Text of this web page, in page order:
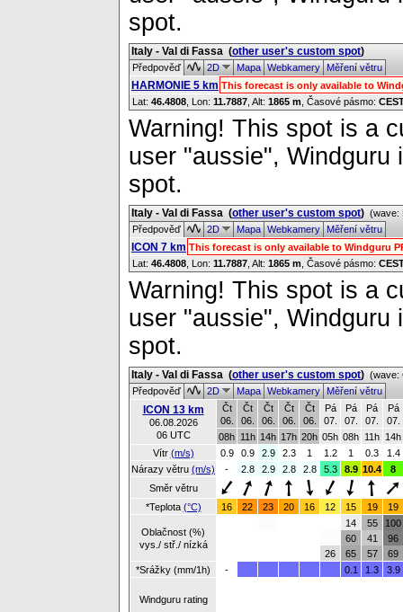
spot.
Italy - Val di Fassa (other user's custom spot)
Předpověď 2D MapaWebkameryMěření větru
HARMONIE 5 km This forecast is only available to
Lat: 46.4808 , Lon: 11.7887 Alt: 1865 m , Časové pásmo:
Warning! This spot is a
user "aussie",
spot.
Italy - Val di Fassa (other user's custom spot) (wave:
Předpověď
2D MapaWebkameryMěření větru
ICON 7 km This forecast is only available to Windguru
Lat: 46.4808 , Lon: 11.7887 Alt: 1865 m , Časové pásmo:
Warning! This spot is a
user "aussie",
spot.
Italy - Val di Fassa (other user's custom spot) (wave:
Předpověď
2D MapaWebkameryMěření větru
ICON 13 km
06.08.2026
06 UTC
Čt
06.
Čt
06.
Čt
06.
Čt
06.
Čt
06.
Pá
07.
Pá
07.
Pá
07.
Pá
07.
08h 11h 14h 17h 20h 05h 08h 11h 14h
Vítr (m/s) 0.9 0.9 2.9 2.3 1 1.2 1 0.3
1.4
Nárazy větru (m/s) - 2.8 2.9 2.8 2.8 5.3 8.9 10.4
8
Směr větru
*Teplota (°C) 16 22 23 20 16 12 15 19 19
Oblačnost (%)
vys./ stř./ nízká
26
14
60
65
55
41
57
100
96
69
*Srážky (mm/1h)
- 0.1 1.3 3.9
Windguru rating